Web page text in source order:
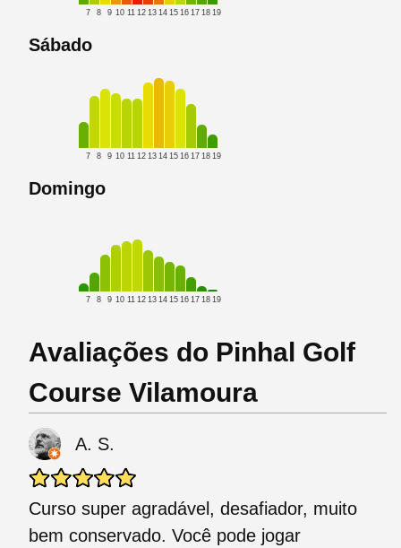
7 8 9 10 11 12 13 14 15 16 17 18 19
Sábado
7 8 9 10 11 12 13 14 15 16 17 18 19
Domingo
7 8 9 10 11 12 13 14 15 16 17 18 19
Avaliações do Pinhal Golf
Course Vilamoura
A. S.
Curso super agradável, desafiador, muito
bem conservado. Você pode jogar